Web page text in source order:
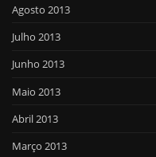
Agosto 2013
Julho 2013
Junho 2013
Maio 2013
Abril 2013
Março 2013